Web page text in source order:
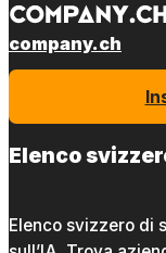
company.ch
Elenco
Elenco svizzero di